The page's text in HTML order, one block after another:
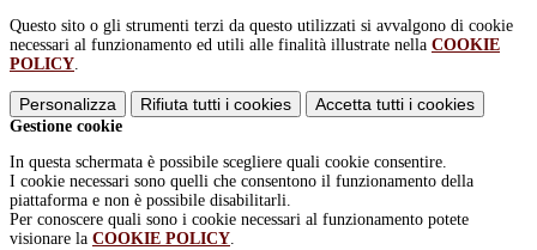
Questo sito o gli strumenti terzi da questo utilizzati si avvalgono di cookie
necessari al funzionamento ed utili alle finalità illustrate nella COOKIE
POLICY.
Personalizza Rifiuta tutti i cookies Accetta tutti i cookies
Gestione cookie
In questa schermata è possibile scegliere quali cookie consentire.
I cookie necessari sono quelli che consentono il funzionamento della
piattaforma e non è possibile disabilitarli.
Per conoscere quali sono i cookie necessari al funzionamento potete
visionare la COOKIE POLICY.